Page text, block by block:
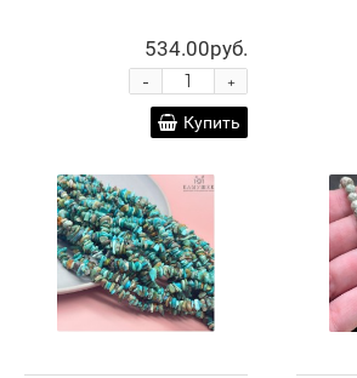
534.00руб.
+
-
Купить